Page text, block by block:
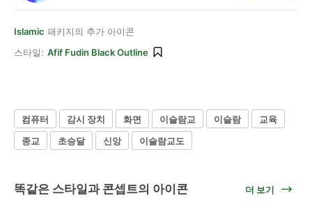
Islamic 패키지의 추가 아이콘
스타일: Afif Fudin Black Outline
컴퓨터 감시 장치 화면 이슬람교 이슬람
교육
종교
초승달 신앙 이슬람교도
똑같은 스타일과 콘셉트의 아이콘 더 보기